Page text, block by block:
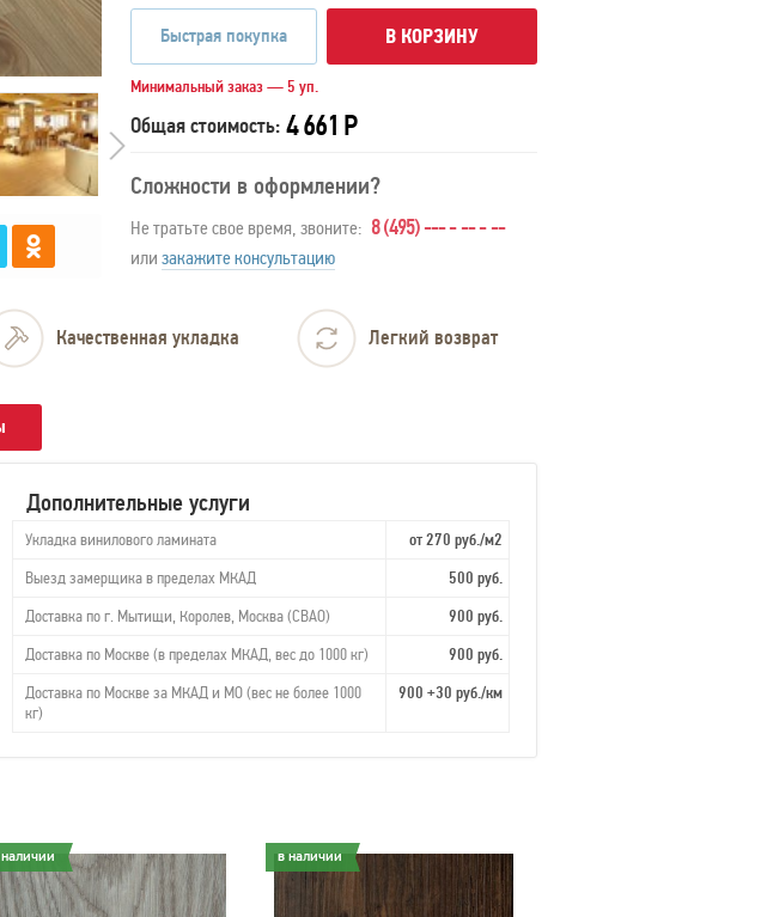
Быстрая покупка В КОРЗИНУ
Минимальный заказ — 5 уп.
Общая стоимость: 4 661 Р
Сложности в оформлении?
Не тратьте свое время, звоните: 8 (495) --- - -- - --
или закажите консультацию
Качественная укладка Легкий возврат
Дополнительные услуги
Укладка винилового ламината
от 270 руб./м2
Выезд замерщика в пределах МКАД
500 руб.
Доставка по г. Мытищи, Королев, Москва (СВАО)
900 руб.
Доставка по Москве (в пределах МКАД, вес до 1000 кг)
900 руб.
Доставка по Москве за МКАД и МО (вес не более 1000
кг)
900 +30 руб./км
в наличии